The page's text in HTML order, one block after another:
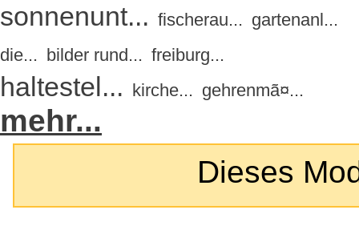
sonnenunt... fischerau... gartenanl...
die... bilder rund... freiburg...
haltestel... kirche... gehrenmã¤...
mehr...
Dieses